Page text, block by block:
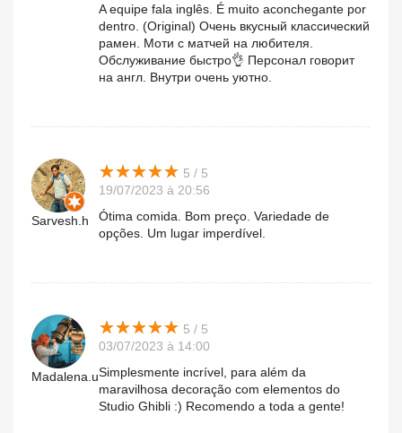
A equipe fala inglês. É muito aconchegante por
dentro. (Original) Очень вкусный классический
рамен. Моти с матчей на любителя.
Обслуживание быстро👌 Персонал говорит
на англ. Внутри очень уютно.
Sarvesh.h
★★★★★
★★★★★ 5 / 5
19/07/2023 à 20:56
Ótima comida. Bom preço. Variedade de
opções. Um lugar imperdível.
Madalena.u
★★★★★
★★★★★ 5 / 5
03/07/2023 à 14:00
Simplesmente incrível, para além da
maravilhosa decoração com elementos do
Studio Ghibli :) Recomendo a toda a gente!